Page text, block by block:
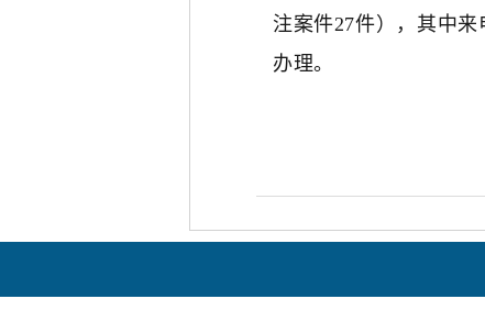
注案件27件），其中
办理。